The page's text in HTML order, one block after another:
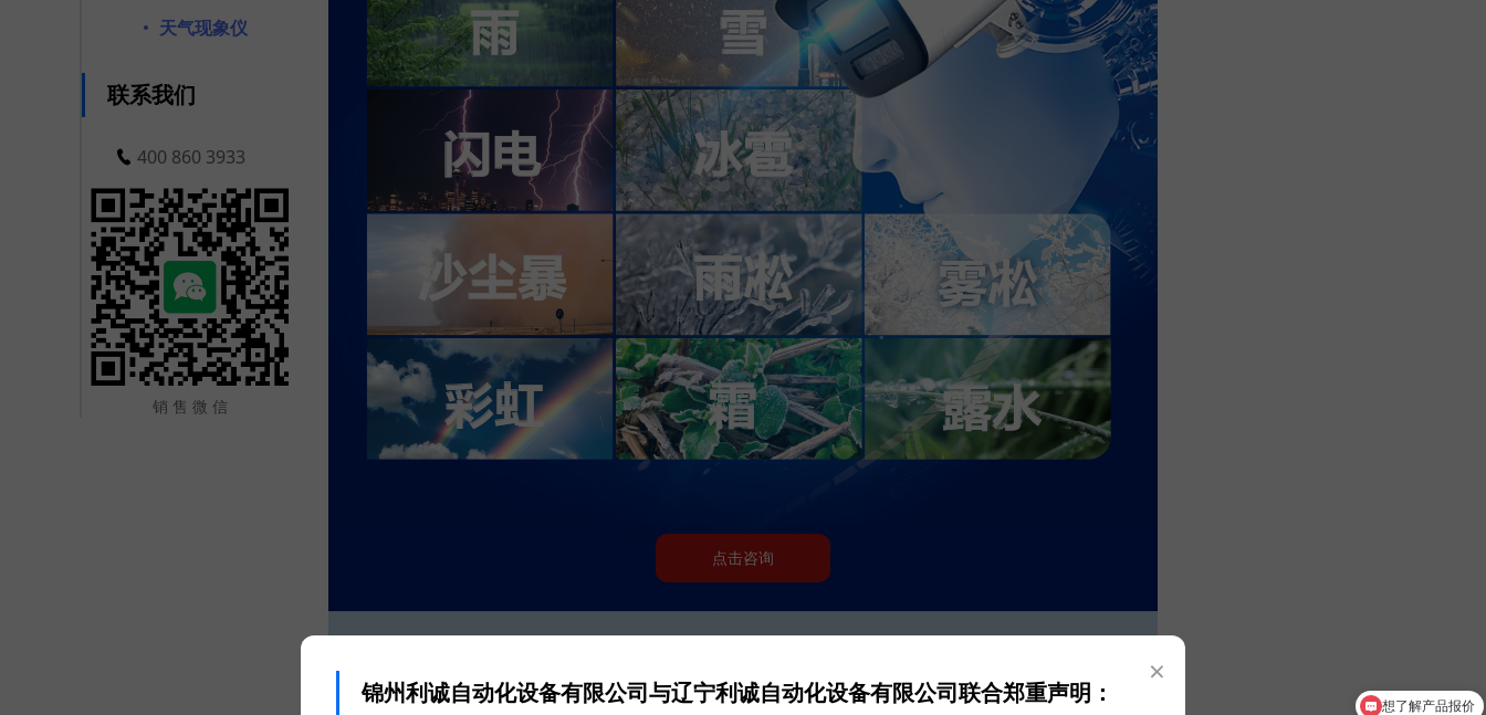
×
锦州利诚自动化设备有限公司与辽宁利诚自动化设备有限公司联合郑重声明：
天气现象仪
联系我们
400 860 3933
销 售 微 信
点击咨询
需要详细的产品资料